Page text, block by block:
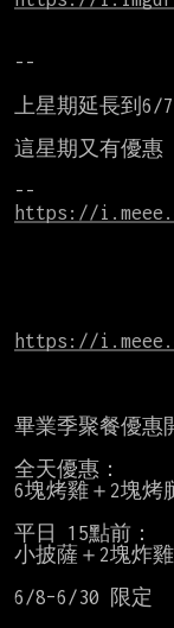
--
上星期延長到6/7
這星期又有優惠
https://
https://
畢業季聚餐優惠
全天優惠：
6塊烤雞＋2塊烤
平日 15點前：
小披薩＋2塊炸
6/8–6/30 限定